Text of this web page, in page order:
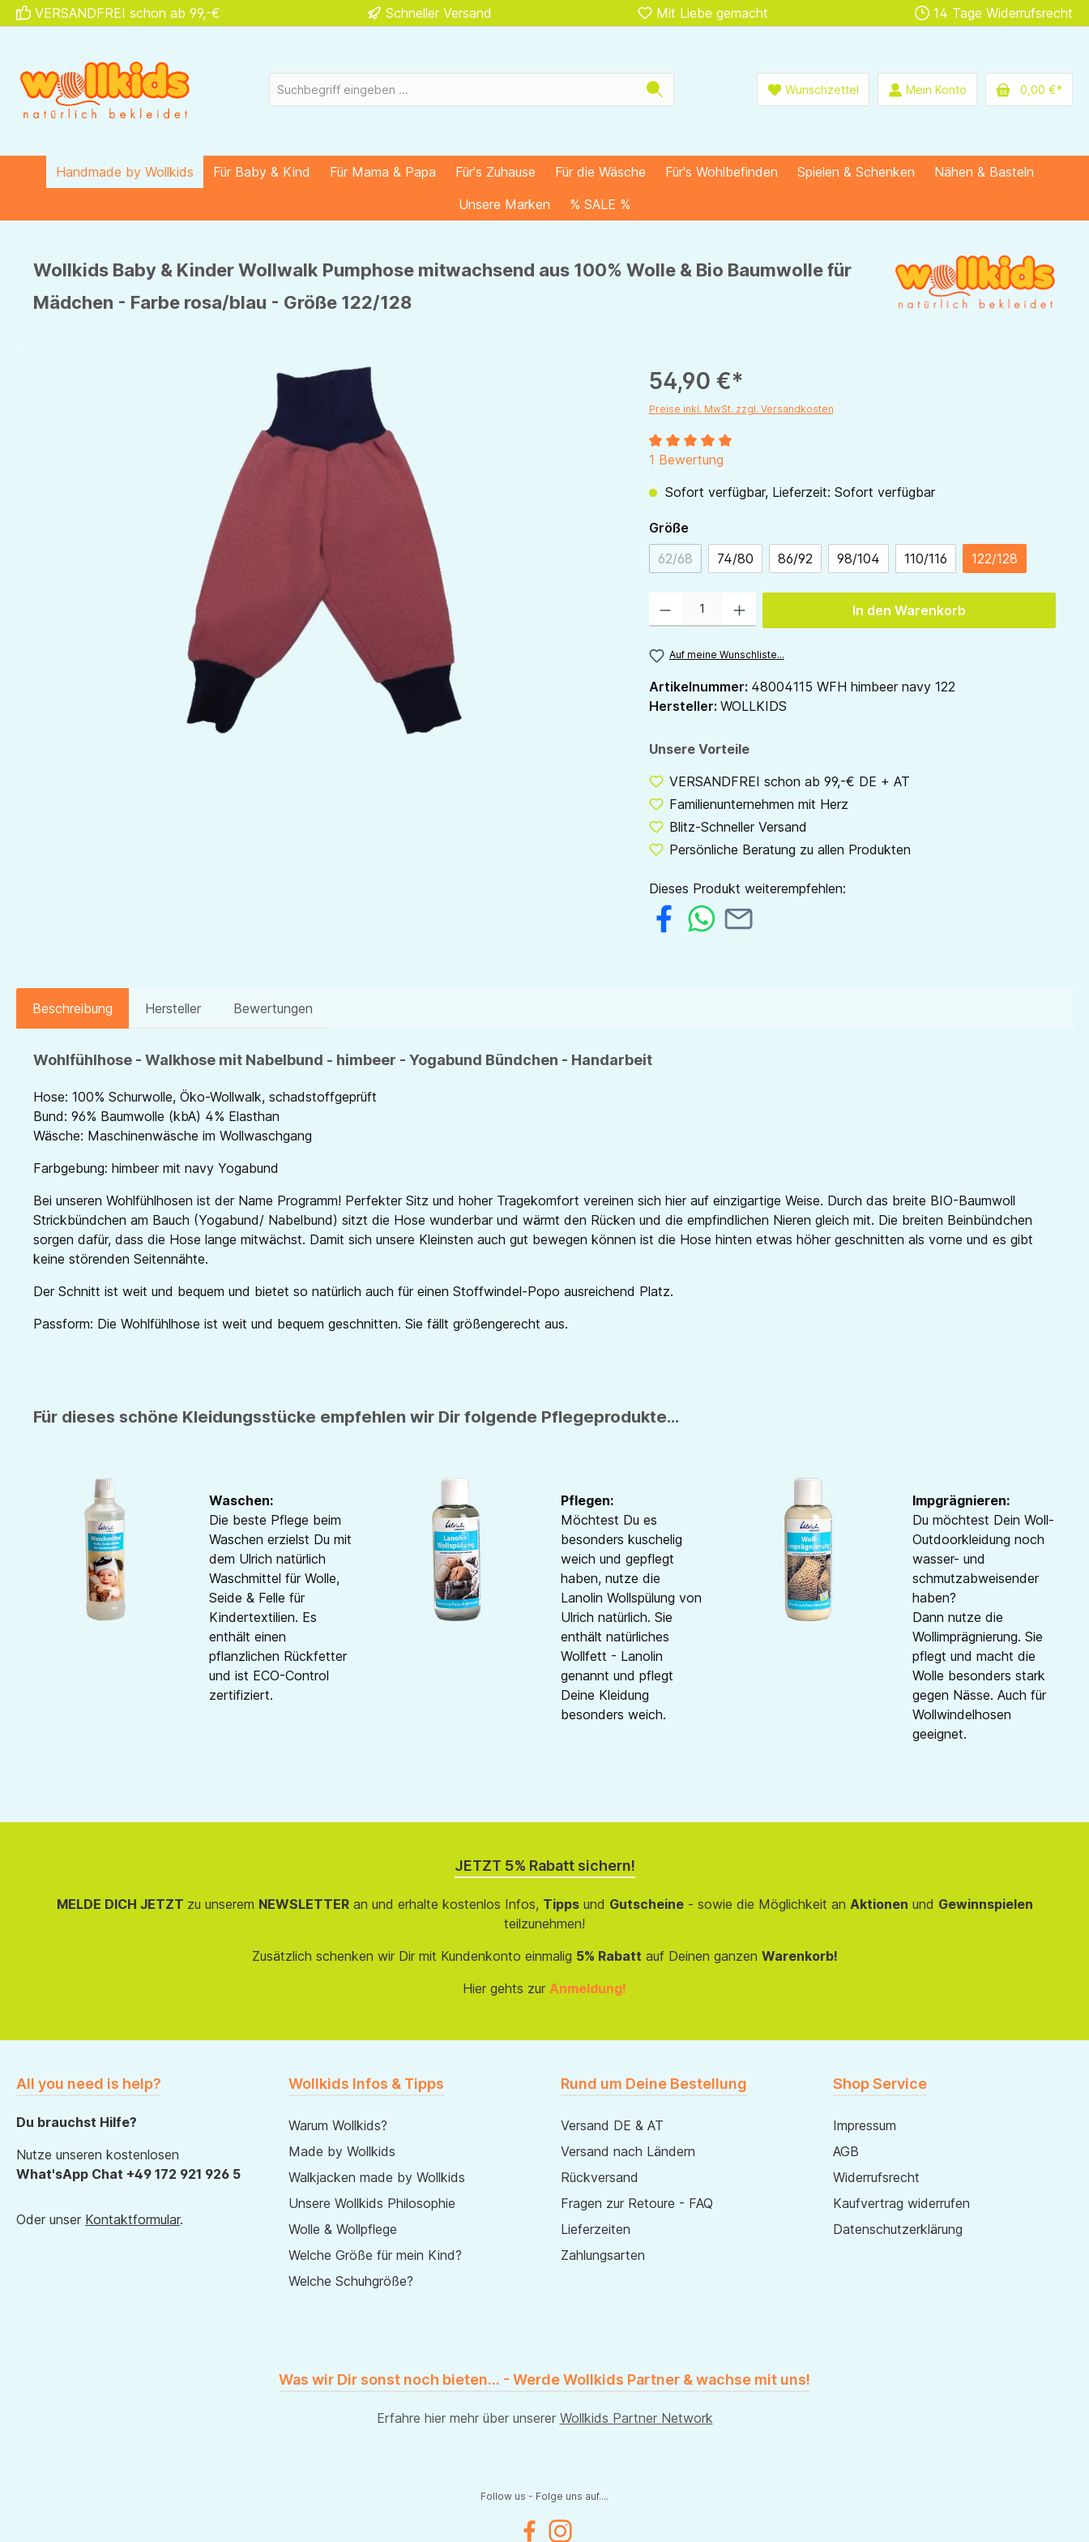
Zur Hauptnavigation springen
VERSANDFREI schon ab 99,-€ Schneller Versand Mit Liebe gemacht 14 Tage Widerrufsrecht
Wunschzettel Mein Konto 0,00 €*
Handmade by Wollkids Für Baby & Kind Für Mama & Papa Für's Zuhause Für die Wäsche Für's Wohlbefinden Spielen & Schenken
Nähen & Basteln
Unsere Marken
% SALE %
Wollkids Baby & Kinder Wollwalk Pumphose mitwachsend aus 100% Wolle & Bio Baumwolle für
Mädchen - Farbe rosa/blau - Größe 122/128
54,90 €*
Preise inkl. MwSt. zzgl. Versandkosten
Durchschnittliche Bewertung von 5 von 5 Sternen
1 Bewertung
Sofort verfügbar, Lieferzeit: Sofort verfügbar
Größeauswählen
62/68(Diese Option ist zurzeit nicht verfügbar.)
74/80 86/92 98/104 110/116 122/128
In den Warenkorb
Auf meine Wunschliste...
Artikelnummer: 48004115 WFH himbeer navy 122
Hersteller: WOLLKIDS
Unsere Vorteile
VERSANDFREI schon ab 99,-€ DE + AT
Familienunternehmen mit Herz
Blitz-Schneller Versand
Persönliche Beratung zu allen Produkten
Dieses Produkt weiterempfehlen:
Beschreibung Hersteller Bewertungen
Wohlfühlhose - Walkhose mit Nabelbund - himbeer - Yogabund Bündchen - Handarbeit
Hose: 100% Schurwolle, Öko-Wollwalk, schadstoffgeprüft
Bund: 96% Baumwolle (kbA) 4% Elasthan
Wäsche: Maschinenwäsche im Wollwaschgang
Farbgebung: himbeermit navy Yogabund
Bei unseren Wohlfühlhosen ist der Name Programm! Perfekter Sitz und hoher Tragekomfort vereinen sich hier auf einzigartige Weise. Durch das breite BIO-Baumwoll
Strickbündchen am Bauch (Yogabund/ Nabelbund) sitzt die Hose wunderbar und wärmt den Rücken und die empfindlichen Nieren gleich mit. Die breiten Beinbündchen
sorgen dafür, dass die Hose lange mitwächst. Damit sich unsere Kleinsten auch gut bewegen können ist die Hose hinten etwas höher geschnitten als vorne und es gibt
keine störenden Seitennähte.
Der Schnitt ist weit und bequem und bietet so natürlich auch für einen Stoffwindel-Popo ausreichend Platz.
Passform: Die Wohlfühlhose ist weit und bequem geschnitten. Sie fällt größengerecht aus.
Für dieses schöne Kleidungsstücke empfehlen wir Dir folgende Pflegeprodukte...
Waschen:
Die beste Pflege beim
Waschen erzielst Du mit
dem Ulrich natürlich
Waschmittel für Wolle,
Seide & Felle für
Kindertextilien. Es
enthält einen
pflanzlichen Rückfetter
und ist ECO-Control
zertifiziert.
Pflegen:
Möchtest Du es
besonders kuschelig
weich und gepflegt
haben, nutze die
Lanolin Wollspülung von
Ulrich natürlich. Sie
enthält natürliches
Wollfett - Lanolin
genannt und pflegt
Deine Kleidung
besonders weich.
Impgrägnieren:
Du möchtest Dein Woll-
Outdoorkleidung noch
wasser- und
schmutzabweisender
haben?
Dann nutze die
Wollimprägnierung. Sie
pflegt und macht die
Wolle besonders stark
gegen Nässe. Auch für
Wollwindelhosen
geeignet.
JETZT 5% Rabatt sichern!
MELDE DICH JETZT zu unserem NEWSLETTERan und erhalte kostenlos Infos, Tippsund Gutscheine- sowie die Möglichkeit an Aktionen und Gewinnspielen
teilzunehmen!
Zusätzlich schenken wir Dir mit Kundenkonto einmalig 5% Rabatt auf Deinen ganzen Warenkorb!
Hier gehts zur Anmeldung!
All you need is help?
Du brauchst Hilfe?
Nutze unseren kostenlosen
What'sApp Chat +49 172 921 926 5
Oder unser Kontaktformular.
Wollkids Infos & Tipps
Warum Wollkids?
Made by Wollkids
Walkjacken made by Wollkids
Unsere Wollkids Philosophie
Wolle & Wollpflege
Welche Größe für mein Kind?
Welche Schuhgröße?
Rund um Deine Bestellung
Versand DE & AT
Versand nach Ländern
Rückversand
Fragen zur Retoure - FAQ
Lieferzeiten
Zahlungsarten
Shop Service
Impressum
AGB
Widerrufsrecht
Kaufvertrag widerrufen
Datenschutzerklärung
Was wir Dir sonst noch bieten... - Werde Wollkids Partner & wachse mit uns!
Erfahre hier mehr über unserer Wollkids Partner Network
Follow us - Folge uns auf....
FacebookInstagram